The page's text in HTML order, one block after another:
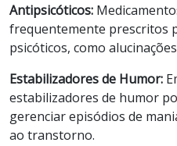
Antipsicóticos:
frequentemente prescritos
psicóticos, como
Estabilizadores de Humor:
estabilizadores de humor
gerenciar episódios de
ao transtorno.